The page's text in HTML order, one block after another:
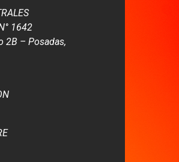
1642
2B – Posadas,